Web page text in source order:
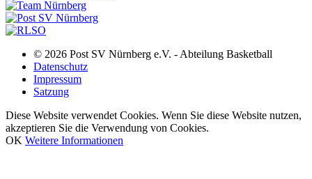
© 2026 Post SV Nürnberg e.V. - Abteilung Basketball
Datenschutz
Impressum
Satzung
Diese Website verwendet Cookies. Wenn Sie diese Website nutzen,
akzeptieren Sie die Verwendung von Cookies.
OK Weitere Informationen